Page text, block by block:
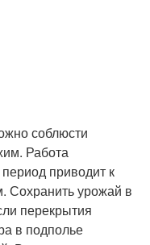
соблюсти
Работа
приводит к
Сохранить урожай в
перекрытия
в подполье